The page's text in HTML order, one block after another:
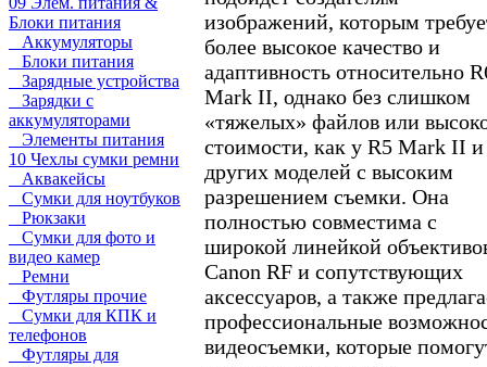
Блоки питания
Аккумуляторы
Блоки питания
Зарядные устройства
Зарядки с
аккумуляторами
Элементы питания
10 Чехлы сумки ремни
Аквакейсы
Сумки для ноутбуков
Рюкзаки
Сумки для фото и
видео камер
Ремни
Футляры прочие
Сумки для КПК и
телефонов
Футляры для
изображений, которым
более высокое качество и
адаптивность относительно
Mark II, однако без слишком
«тяжелых» файлов или
стоимости, как у R5 Mark II и
других моделей с высоким
разрешением съемки. Она
полностью совместима с
широкой линейкой
Canon RF и сопутствующих
аксессуаров, а также
профессиональные
видеосъемки, которые